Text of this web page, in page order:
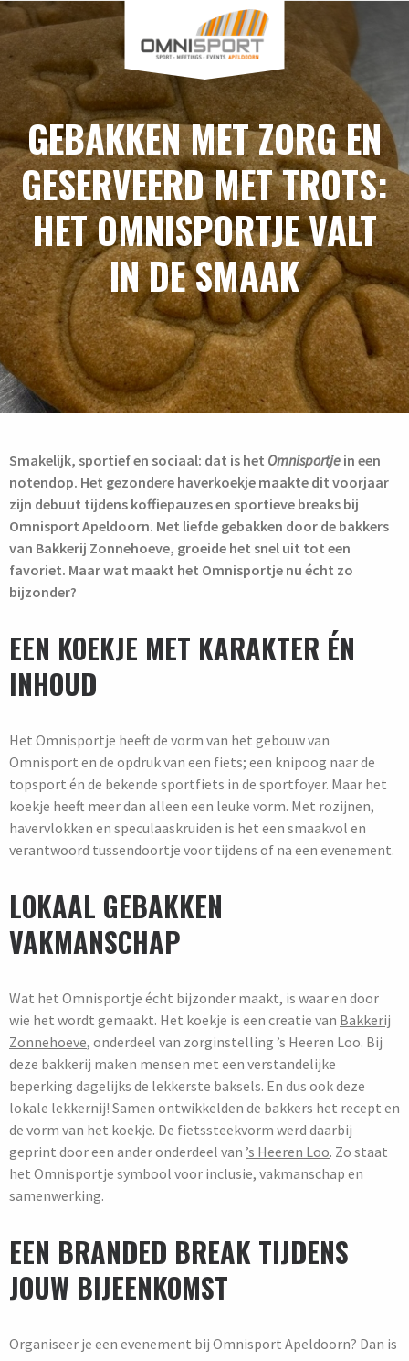
GEBAKKEN MET ZORG EN
GESERVEERD MET TROTS:
HET OMNISPORTJE VALT
IN DE SMAAK
Smakelijk, sportief en sociaal: dat is het Omnisportje in een
notendop. Het gezondere haverkoekje maakte dit voorjaar
zijn debuut tijdens koffiepauzes en sportieve breaks bij
Omnisport Apeldoorn. Met liefde gebakken door de bakkers
van Bakkerij Zonnehoeve, groeide het snel uit tot een
favoriet. Maar wat maakt het Omnisportje nu écht zo
bijzonder?
EEN KOEKJE MET KARAKTER ÉN
INHOUD
Het Omnisportje heeft de vorm van het gebouw van
Omnisport en de opdruk van een fiets; een knipoog naar de
topsport én de bekende sportfiets in de sportfoyer. Maar het
koekje heeft meer dan alleen een leuke vorm. Met rozijnen,
havervlokken en speculaaskruiden is het een smaakvol en
verantwoord tussendoortje voor tijdens of na een evenement.
LOKAAL GEBAKKEN
VAKMANSCHAP
Wat het Omnisportje écht bijzonder maakt, is waar en door
wie het wordt gemaakt. Het koekje is een creatie van Bakkerij
Zonnehoeve, onderdeel van zorginstelling ’s Heeren Loo. Bij
deze bakkerij maken mensen met een verstandelijke
beperking dagelijks de lekkerste baksels. En dus ook deze
lokale lekkernij! Samen ontwikkelden de bakkers het recept en
de vorm van het koekje. De fietssteekvorm werd daarbij
geprint door een ander onderdeel van ’s Heeren Loo. Zo staat
het Omnisportje symbool voor inclusie, vakmanschap en
samenwerking.
EEN BRANDED BREAK TIJDENS
JOUW BIJEENKOMST
Organiseer je een evenement bij Omnisport Apeldoorn? Dan is